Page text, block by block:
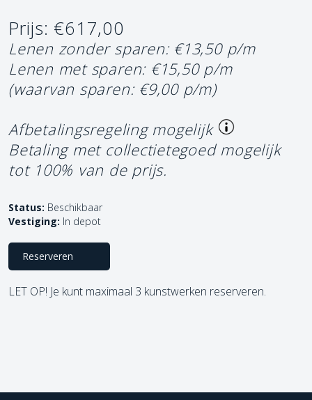
Prijs: €617,00
Lenen zonder sparen: €13,50 p/m
Lenen met sparen: €15,50 p/m
(waarvan sparen: €9,00 p/m)
Afbetalingsregeling mogelijk
Betaling met collectietegoed mogelijk
tot 100% van de prijs.
Status: Beschikbaar
Vestiging: In depot
Reserveren
LET OP! Je kunt maximaal 3 kunstwerken reserveren.